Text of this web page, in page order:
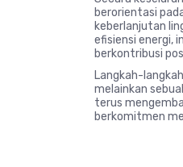
berorientasi
keberlanjutan
efisiensi energi,
berkontribusi
Langkah-
melainkan
terus
berkomitmen